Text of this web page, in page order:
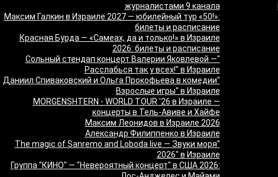
журналистами 9 канала
Максим Галкин в Израиле 2027 — юбилейный тур «50!»:
билеты и расписание
Красная Бурда — «Самеах, да и только!» в Израиле
2026: билеты и расписание
"Сольный стендап концерт Валерии Яковлевой —
Расслабься так у всех!" в Израиле
"Даниил Спиваковский и Ольга Прокофьева в комедии
Взрослые игры" в Израиле
MORGENSHTERN - WORLD TOUR '26 в Израиле —
концерты в Тель-Авиве и Хайфе
Максим Леонидов в Израиле 2026
Александр Филиппенко в Израиле
"The magic of Sanremo and Loboda live — Звуки моря
2026" в Израиле
Группа "КИНО" — "Невероятный концерт" в США 2026: